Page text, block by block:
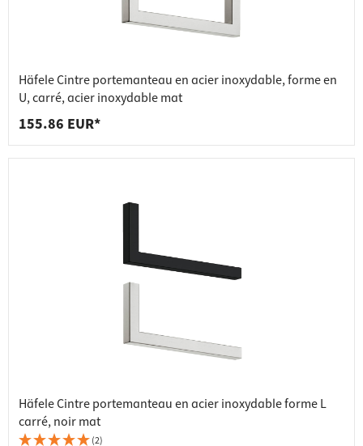
Häfele Cintre portemanteau en acier inoxydable, forme en
U, carré, acier inoxydable mat
155.86 EUR*
Häfele Cintre portemanteau en acier inoxydable forme L
carré, noir mat
(2)